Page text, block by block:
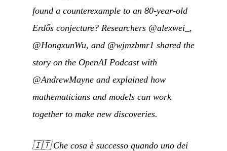
found a counterexample to an 80-year-old
Erdős conjecture? Researchers @alexwei_,
@HongxunWu, and @wjmzbmr1 shared the
story on the OpenAI Podcast with
@AndrewMayne and explained how
mathematicians and models can work
together to make new discoveries.
🇮🇹Che cosa è successo quando uno dei